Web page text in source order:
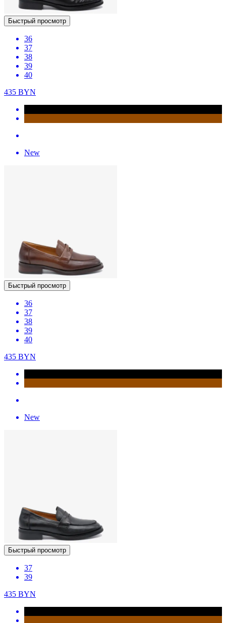
Быстрый просмотр
36
37
38
39
40
435 BYN
New
Быстрый просмотр
36
37
38
39
40
435 BYN
New
Быстрый просмотр
37
39
435 BYN